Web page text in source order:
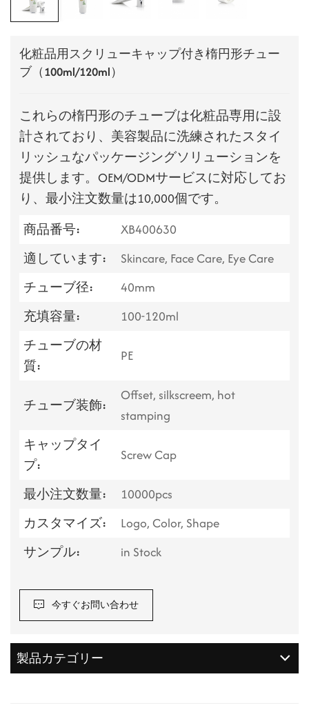
化粧品用スクリューキャップ付き楕円形チュー
ブ（100ml/120ml）
これらの楕円形のチューブは化粧品専用に設
計されており、美容製品に洗練されたスタイ
リッシュなパッケージングソリューションを
提供します。OEM/ODMサービスに対応してお
り、最小注文数量は10,000個です。
商品番号:
XB400630
適しています:
Skincare, Face Care, Eye Care
チューブ径:
40mm
充填容量:
100-120ml
チューブの材
質:
PE
チューブ装飾:
Offset, silkscreem, hot
stamping
キャップタイ
プ:
Screw Cap
最小注文数量:
10000pcs
カスタマイズ:
Logo, Color, Shape
サンプル:
in Stock
今すぐお問い合わせ
製品カテゴリー